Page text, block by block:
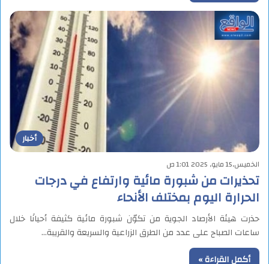
أخبار
الخميس,15 مايو, 2025 1:01 ص
تحذيرات من شبورة مائية وارتفاع في درجات
الحرارة اليوم بمختلف الأنحاء
حذرت هيئة الأرصاد الجوية من تكوّن شبورة مائية كثيفة أحيانًا خلال
ساعات الصباح على عدد من الطرق الزراعية والسريعة والقريبة…
أكمل القراءة »